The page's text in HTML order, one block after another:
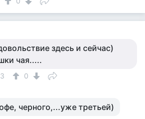
здесь и сейчас)
чая.....
3 0
черного,...уже третьей)